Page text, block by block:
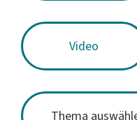
Video